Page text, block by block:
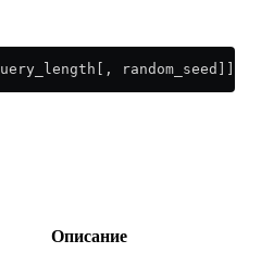
random_seed]])
Описание